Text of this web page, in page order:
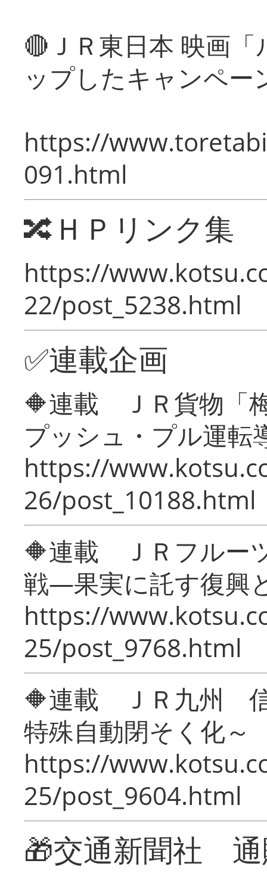
🔴ＪＲ東日本 映画
ップしたキャンペー
https://
091.html
🔀ＨＰリンク集
https://
22/post_5238.html
✅連載企画
🔶連載 ＪＲ貨物「
プッシュ・プル運転
https://
26/post_10188.html
🔶連載 ＪＲフルー
戦―果実に託す復興
https://
25/post_9768.html
🔶連載 ＪＲ九州 信
特殊自動閉そく化～
https://
25/post_9604.html
🎁交通新聞社